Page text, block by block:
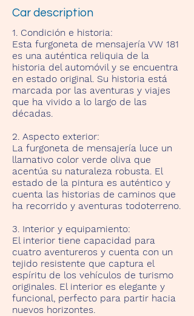
Car description
1. Condición e historia:
Esta furgoneta de mensajería VW 181
es una auténtica reliquia de la
historia del automóvil y se encuentra
en estado original. Su historia está
marcada por las aventuras y viajes
que ha vivido a lo largo de las
décadas.
2. Aspecto exterior:
La furgoneta de mensajería luce un
llamativo color verde oliva que
acentúa su naturaleza robusta. El
estado de la pintura es auténtico y
cuenta las historias de caminos que
ha recorrido y aventuras todoterreno.
3. Interior y equipamiento:
El interior tiene capacidad para
cuatro aventureros y cuenta con un
tejido resistente que captura el
espíritu de los vehículos de turismo
originales. El interior es elegante y
funcional, perfecto para partir hacia
nuevos horizontes.